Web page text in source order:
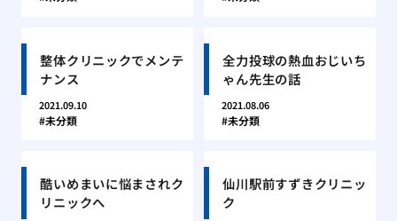
整体クリニックでメンテ
ナンス
2021.09.10
未分類
全力投球の熱血おじいち
ゃん先生の話
2021.08.06
未分類
酷いめまいに悩まされク
リニックへ
仙川駅前すずきクリニッ
ク